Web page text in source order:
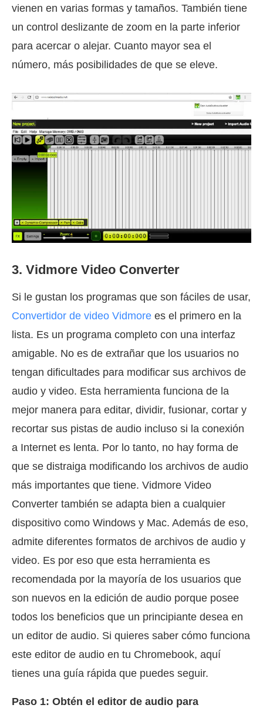
vienen en varias formas y tamaños. También tiene
un control deslizante de zoom en la parte inferior
para acercar o alejar. Cuanto mayor sea el
número, más posibilidades de que se eleve.
3. Vidmore Video Converter
Si le gustan los programas que son fáciles de usar,
Convertidor de video Vidmore es el primero en la
lista. Es un programa completo con una interfaz
amigable. No es de extrañar que los usuarios no
tengan dificultades para modificar sus archivos de
audio y video. Esta herramienta funciona de la
mejor manera para editar, dividir, fusionar, cortar y
recortar sus pistas de audio incluso si la conexión
a Internet es lenta. Por lo tanto, no hay forma de
que se distraiga modificando los archivos de audio
más importantes que tiene. Vidmore Video
Converter también se adapta bien a cualquier
dispositivo como Windows y Mac. Además de eso,
admite diferentes formatos de archivos de audio y
video. Es por eso que esta herramienta es
recomendada por la mayoría de los usuarios que
son nuevos en la edición de audio porque posee
todos los beneficios que un principiante desea en
un editor de audio. Si quieres saber cómo funciona
este editor de audio en tu Chromebook, aquí
tienes una guía rápida que puedes seguir.
Paso 1: Obtén el editor de audio para